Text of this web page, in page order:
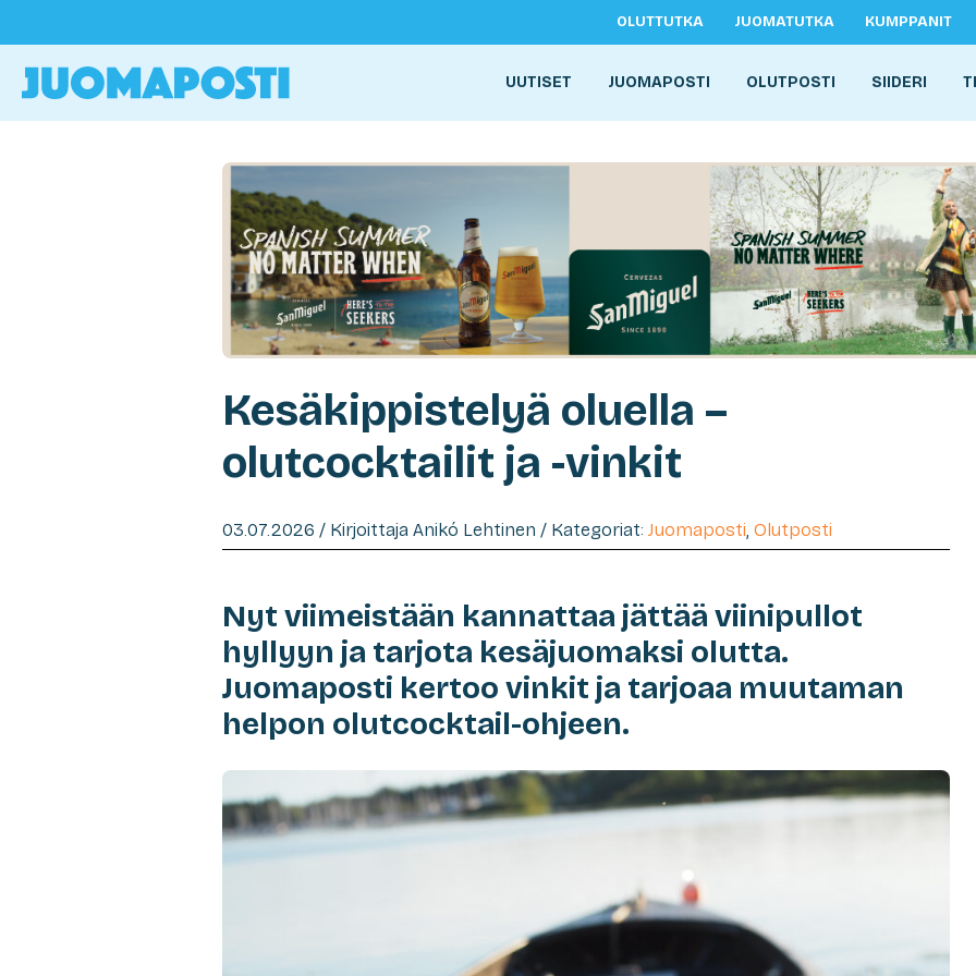
OLUTTUTKA JUOMATUTKA KUMPPANIT
UUTISET JUOMAPOSTI OLUTPOSTI SIIDERI
Kesäkippistelyä oluella –
olutcocktailit ja -vinkit
03.07.2026 / Kirjoittaja Anikó Lehtinen / Kategoriat: Juomaposti, Olutposti
Nyt viimeistään kannattaa jättää viinipullot
hyllyyn ja tarjota kesäjuomaksi olutta.
Juomaposti kertoo vinkit ja tarjoaa muutaman
helpon olutcocktail-ohjeen.